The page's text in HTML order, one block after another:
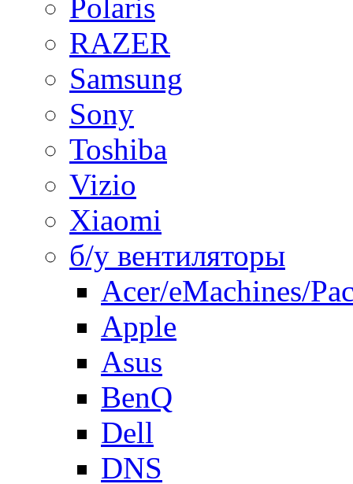
Polaris
RAZER
Samsung
Sony
Toshiba
Vizio
Xiaomi
б/у вентиляторы
Acer/eMachines/
Apple
Asus
BenQ
Dell
DNS